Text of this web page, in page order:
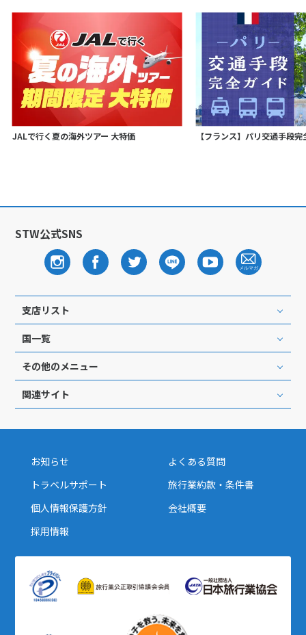
JALで行く夏の海外ツアー 大特価 【フランス】パリ交通手段
STW公式SNS
支店リスト
国一覧
その他のメニュー
関連サイト
お知らせ
よくある質問
トラベルサポート
旅行業約款・条件書
個人情報保護方針
会社概要
採用情報